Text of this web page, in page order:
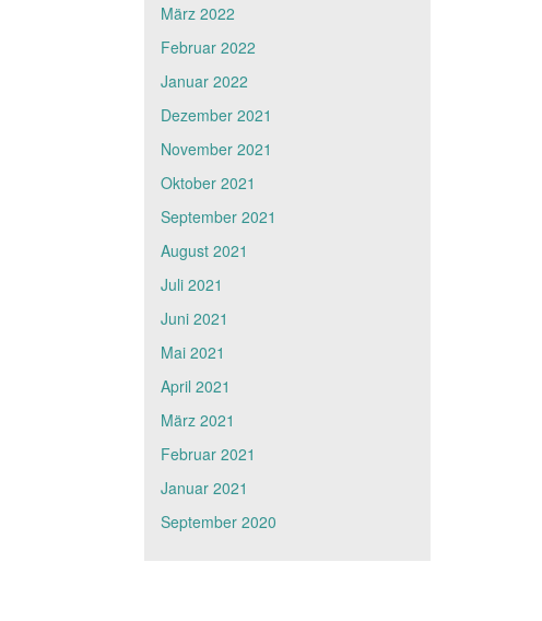
März 2022
Februar 2022
Januar 2022
Dezember 2021
November 2021
Oktober 2021
September 2021
August 2021
Juli 2021
Juni 2021
Mai 2021
April 2021
März 2021
Februar 2021
Januar 2021
September 2020